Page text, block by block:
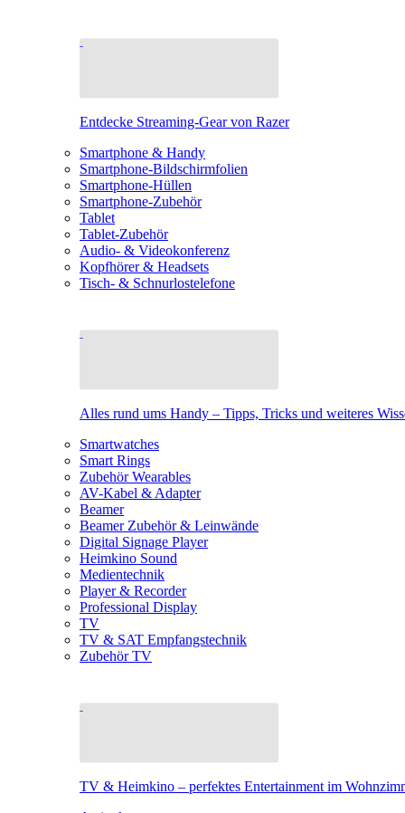
Entdecke Streaming-Gear von Razer
Smartphone & Handy
Smartphone-Bildschirmfolien
Smartphone-Hüllen
Smartphone-Zubehör
Tablet
Tablet-Zubehör
Audio- & Videokonferenz
Kopfhörer & Headsets
Tisch- & Schnurlostelefone
Alles rund ums Handy – Tipps, Tricks und weiteres
Smartwatches
Smart Rings
Zubehör Wearables
AV-Kabel & Adapter
Beamer
Beamer Zubehör & Leinwände
Digital Signage Player
Heimkino Sound
Medientechnik
Player & Recorder
Professional Display
TV
TV & SAT Empfangstechnik
Zubehör TV
TV & Heimkino – perfektes Entertainment im